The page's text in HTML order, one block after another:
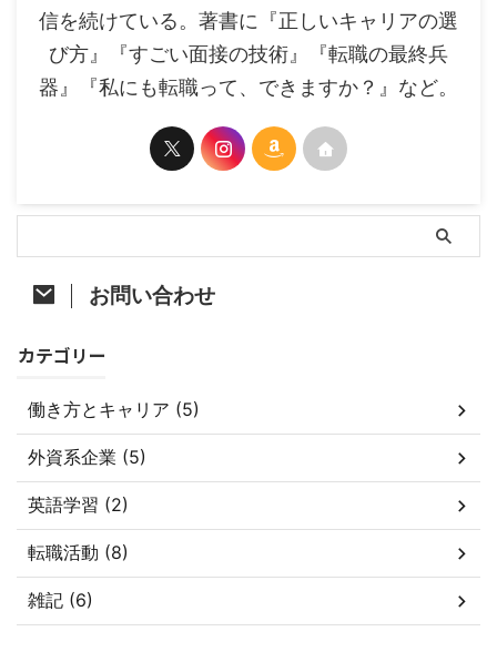
信を続けている。著書に『正しいキャリアの選
び方』『すごい面接の技術』『転職の最終兵
器』『私にも転職って、できますか？』など。
お問い合わせ
カテゴリー
働き方とキャリア (5)
外資系企業 (5)
英語学習 (2)
転職活動 (8)
雑記 (6)